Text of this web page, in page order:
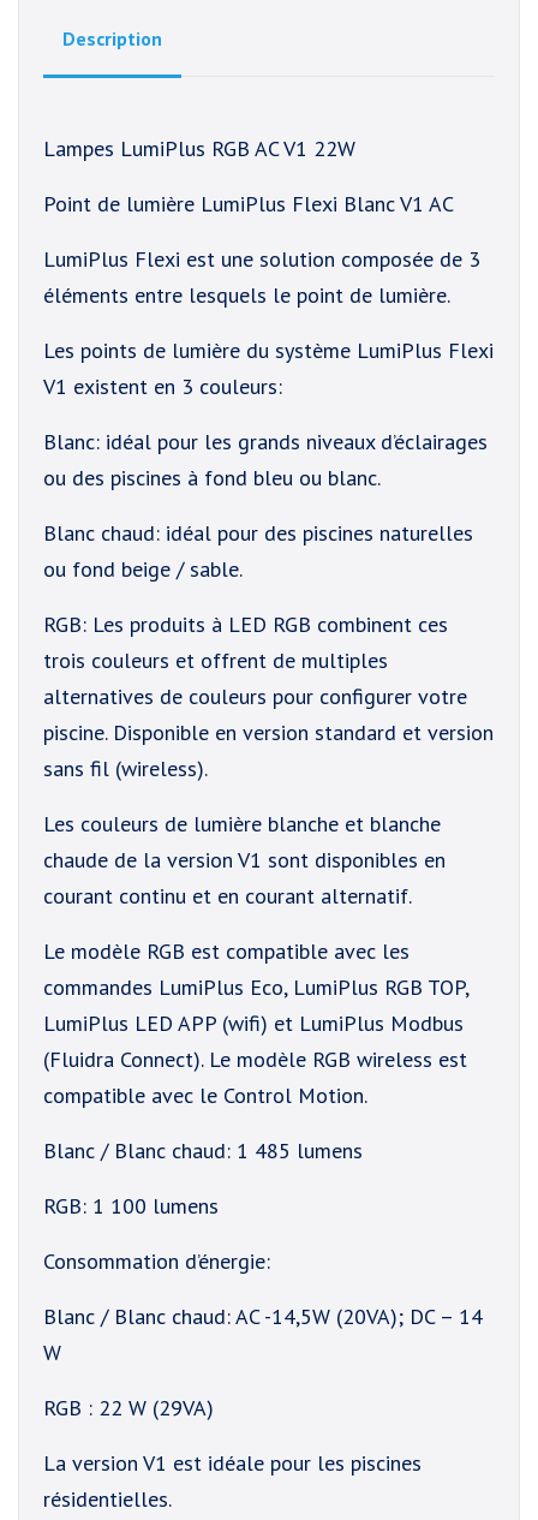
Description
Lampes LumiPlus RGB AC V1 22W
Point de lumière LumiPlus Flexi Blanc V1 AC
LumiPlus Flexi est une solution composée de 3
éléments entre lesquels le point de lumière.
Les points de lumière du système LumiPlus Flexi
V1 existent en 3 couleurs:
Blanc: idéal pour les grands niveaux d’éclairages
ou des piscines à fond bleu ou blanc.
Blanc chaud: idéal pour des piscines naturelles
ou fond beige / sable.
RGB: Les produits à LED RGB combinent ces
trois couleurs et offrent de multiples
alternatives de couleurs pour configurer votre
piscine. Disponible en version standard et version
sans fil (wireless).
Les couleurs de lumière blanche et blanche
chaude de la version V1 sont disponibles en
courant continu et en courant alternatif.
Le modèle RGB est compatible avec les
commandes LumiPlus Eco, LumiPlus RGB TOP,
LumiPlus LED APP (wifi) et LumiPlus Modbus
(Fluidra Connect). Le modèle RGB wireless est
compatible avec le Control Motion.
Blanc / Blanc chaud: 1 485 lumens
RGB: 1 100 lumens
Consommation d’énergie:
Blanc / Blanc chaud: AC -14,5W (20VA); DC – 14
W
RGB : 22 W (29VA)
La version V1 est idéale pour les piscines
résidentielles.